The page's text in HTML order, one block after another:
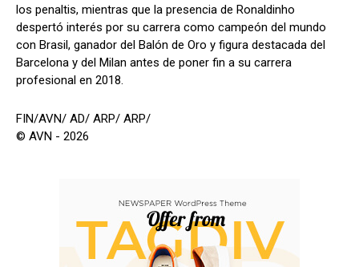
los penaltis, mientras que la presencia de Ronaldinho
despertó interés por su carrera como campeón del mundo
con Brasil, ganador del Balón de Oro y figura destacada del
Barcelona y del Milan antes de poner fin a su carrera
profesional en 2018.
FIN/AVN/ AD/ ARP/ ARP/
© AVN - 2026